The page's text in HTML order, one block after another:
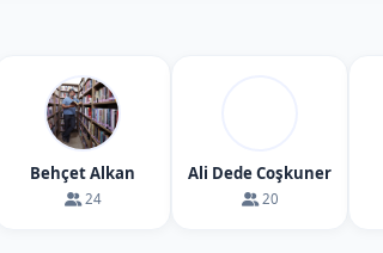
Behçet Alkan
24
Ali Dede Coşkuner
20